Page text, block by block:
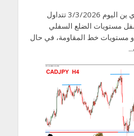
التحليل الفني الكندي ين اليوم 3/3/2026 تتداول
مستويات الضلع السفلي
مستويات خط المقاومة، في حال